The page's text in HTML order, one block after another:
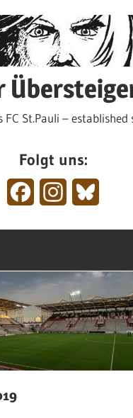
FC St.Pauli – established
Folgt uns:
FacebookInstagram